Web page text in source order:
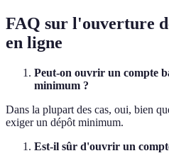
FAQ sur l'ouverture
en ligne
Peut-on ouvrir un compte
minimum ?
Dans la plupart des cas, oui, bien
exiger un dépôt minimum.
Est-il sûr d'ouvrir un